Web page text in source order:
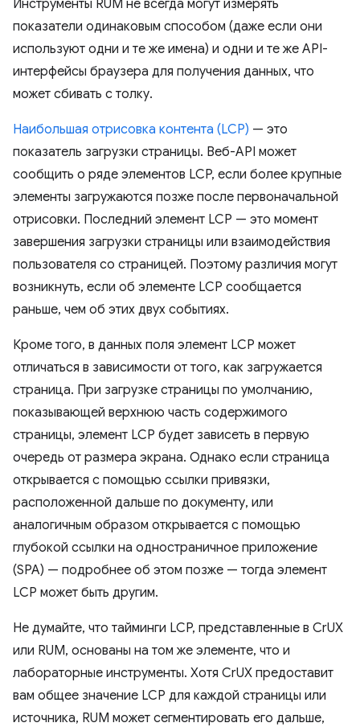
Инструменты RUM не всегда могут измерять
показатели одинаковым способом (даже если они
используют одни и те же имена) и одни и те же API-
интерфейсы браузера для получения данных, что
может сбивать с толку.
Наибольшая отрисовка контента (LCP) — это
показатель загрузки страницы. Веб-API может
сообщить о ряде элементов LCP, если более крупные
элементы загружаются позже после первоначальной
отрисовки. Последний элемент LCP — это момент
завершения загрузки страницы или взаимодействия
пользователя со страницей. Поэтому различия могут
возникнуть, если об элементе LCP сообщается
раньше, чем об этих двух событиях.
Кроме того, в данных поля элемент LCP может
отличаться в зависимости от того, как загружается
страница. При загрузке страницы по умолчанию,
показывающей верхнюю часть содержимого
страницы, элемент LCP будет зависеть в первую
очередь от размера экрана. Однако если страница
открывается с помощью ссылки привязки,
расположенной дальше по документу, или
аналогичным образом открывается с помощью
глубокой ссылки на одностраничное приложение
(SPA) — подробнее об этом позже — тогда элемент
LCP может быть другим.
Не думайте, что тайминги LCP, представленные в CrUX
или RUM, основаны на том же элементе, что и
лабораторные инструменты. Хотя CrUX предоставит
вам общее значение LCP для каждой страницы или
источника, RUM может сегментировать его дальше,